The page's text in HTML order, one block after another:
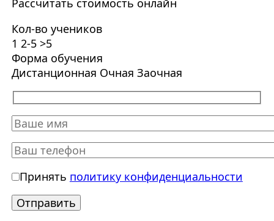
Рассчитать стоимость онлайн
Кол-во учеников
1 2-5 >5
Форма обучения
Дистанционная Очная Заочная
Принять политику конфиденциальности